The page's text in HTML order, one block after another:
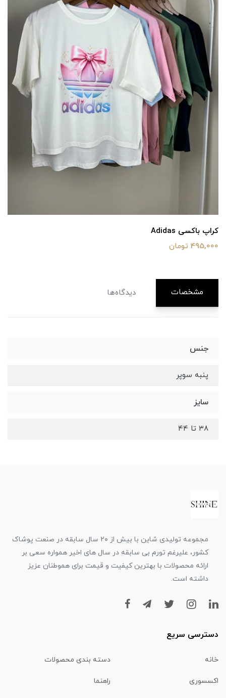
کراپ باکسی Adidas
495,000 تومان
مشخصات دیدگاه‌ها
جنس
پنبه سوپر
سایز
۳۸ تا ۴۴
مجموعه تولیدی شاین با بیش از ۲۰ سال سابقه در صنعت پوشاک
کشور، علیرغم تورم بی سابقه در سال های اخیر همواره سعی بر
ارائه محصولات با بهترین کیفیت و قیمت برای هموطنان عزیز
داشته است.
دسترسی سریع
خانه دسته بندی محصولات
اکسسوری راهنما